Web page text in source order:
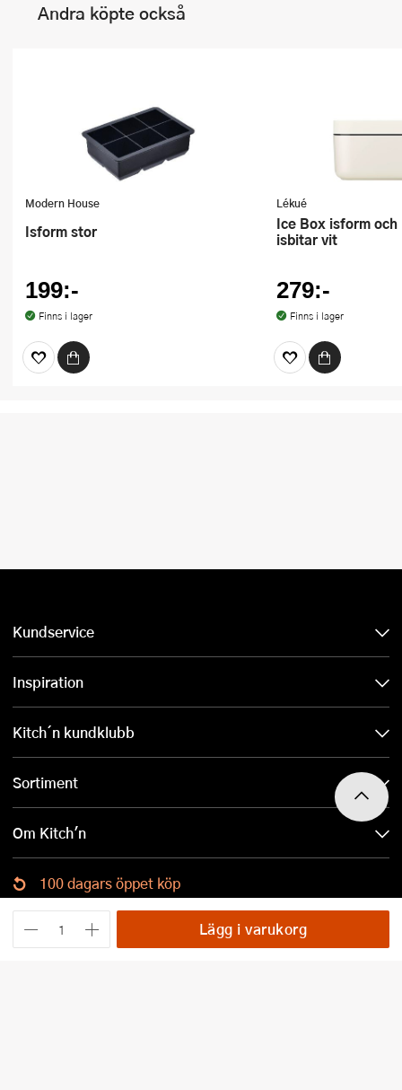
Lägg i varukorg
Andra köpte också
Modern House
Isform stor
199:-
Finns i lager
Lékué
Ice Box isform och islåda för
isbitar vit
279:-
Finns i lager
Kundservice
Inspiration
Kitch´n kundklubb
Sortiment
Om Kitch'n
100 dagars öppet köp
Ladda ned Kitch´n-appen